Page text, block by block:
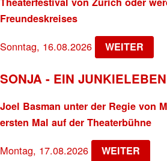
Freundeskreises
Sonntag, 16.08.2026 WEITER
SONJA - EIN
Joel Basman unter der Regie von
ersten Mal auf der Theaterbühne
Montag, 17.08.2026 WEITER